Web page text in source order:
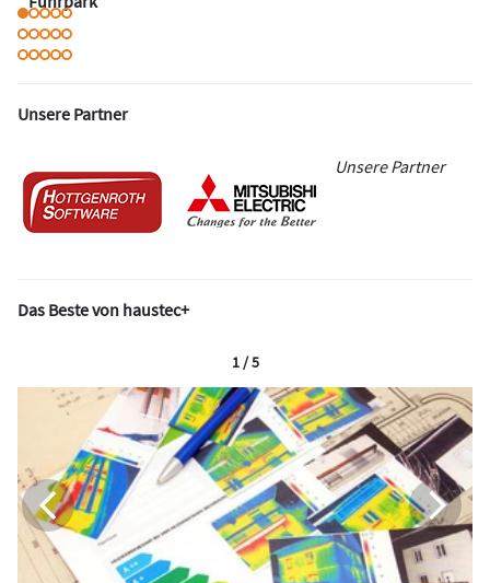
Unsere Partner
Unsere Partner
Das Beste von haustec+
1 / 5